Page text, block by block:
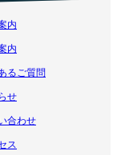
内
内
るご質問
せ
合わせ
ス